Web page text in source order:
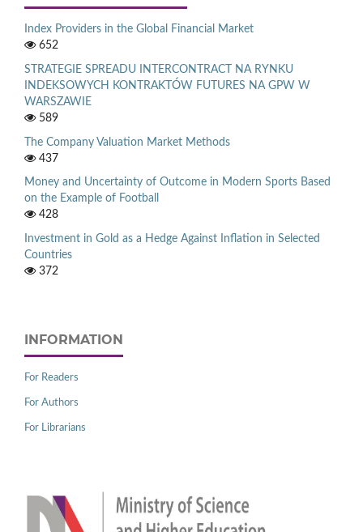
Index Providers in the Global Financial Market
652
STRATEGIE SPREADU INTERCONTRACT NA RYNKU
INDEKSOWYCH KONTRAKTÓW FUTURES NA GPW W
WARSZAWIE
589
The Company Valuation Market Methods
437
Money and Uncertainty of Outcome in Modern Sports Based
on the Example of Football
428
Investment in Gold as a Hedge Against Inflation in Selected
Countries
372
INFORMATION
For Readers
For Authors
For Librarians